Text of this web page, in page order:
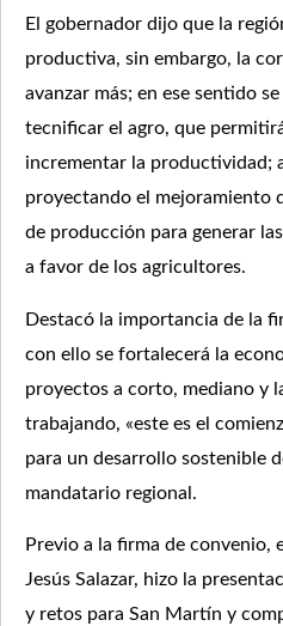
El gobernador dijo que la
productiva, sin embargo, la
avanzar más; en ese sentido
tecnificar el agro, que
incrementar la productividad;
proyectando el mejoramiento
de producción para generar
a favor de los agricultores.
Destacó la importancia de la
con ello se fortalecerá la
proyectos a corto, mediano y
trabajando, «este es el
para un desarrollo sostenible
mandatario regional.
Previo a la firma de convenio,
Jesús Salazar, hizo la
y retos para San Martín y